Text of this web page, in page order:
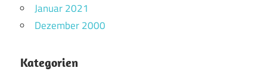
Januar 2021
Dezember 2000
Kategorien